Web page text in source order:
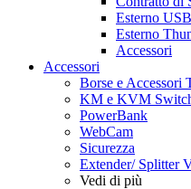
Esterno
Esterno
Accessori
Accessori
Borse e Accessori
KM e KVM
PowerBank
WebCam
Sicurezza
Extender/ Splitter
Vedi di più